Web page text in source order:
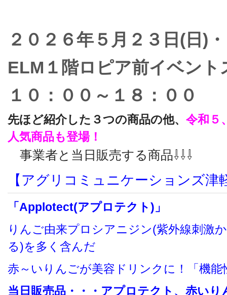
２０２６年５月２３日(日)
ELM１階ロピア前イベント
１０：００～１８：００
先ほど紹介した３つの商品の他、 令和５
人気商品も登場！
事業者と当日販売する商品⇩⇩⇩
【アグリコミュニケーションズ津
「Applоtect(アプロテクト)」
りんご由来プロシアニジン(紫外線刺激
る)を多く含んだ
赤～いりんごが美容ドリンクに！「機能
当日販売品・・・アプロテクト、赤い